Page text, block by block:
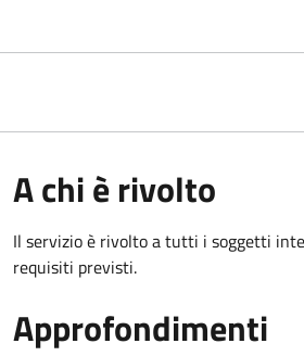
A chi è rivolto
Il servizio è rivolto a tutti i soggetti
requisiti previsti.
Approfondimenti